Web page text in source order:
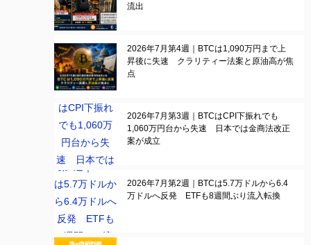
流出
2026年7月第4週｜BTCは1,090万円まで上
昇後に失速 クラリティー法案と原油高が焦
点
2026年7月第3週｜BTCはCPI下振れでも
1,060万円台から失速 日本では金商法改正
案が成立
2026年7月第2週｜BTCは5.7万ドルから6.4
万ドルへ反発 ETFも8週間ぶり流入転換